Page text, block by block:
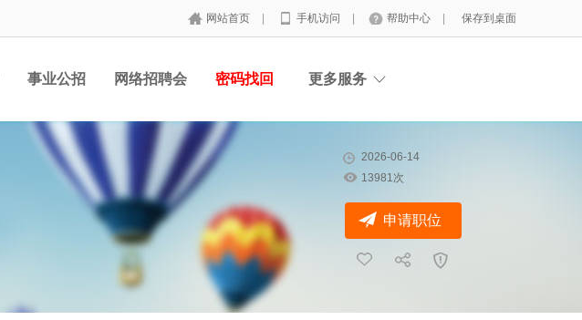
网站首页 手机访问 帮助中心 保存到桌面
事业公招 网络招聘会 密码找回 更多服务
2026-06-14
13981次
申请职位